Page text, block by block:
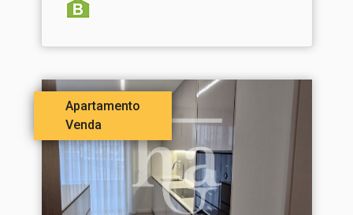
Apartamento
Venda